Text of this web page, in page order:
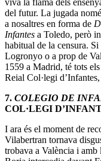
del futur. La jugada
a nosaltres en forma de
Infantes a Toledo, però
habitual de la censura.
Logronyo o a prop de
1559 a Madrid, té tots
Reial Col·legi
7. COLEGIO DE
COL·LEGI
I ara és el moment de
Vilabertran tornava
trobava a València i amb